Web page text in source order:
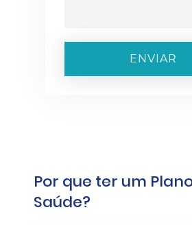
ENVIAR
Por que ter um
Saúde?